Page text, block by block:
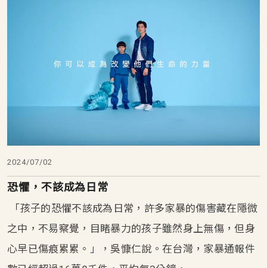
2024/07/02
恐懼，不該成為日常
「孩子的恐懼不該成為日常，許多家暴的傷害藏在隱微
之中，不易察覺，目睹暴力的孩子雖然身上無傷，但身
心早已傷痕累累。」，吳慷仁說。在台灣，家暴通報件